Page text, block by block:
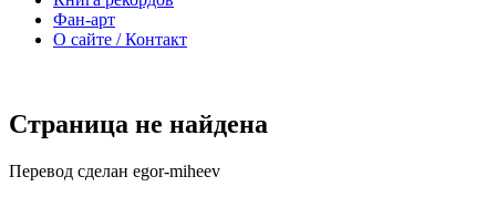
Фан-арт
О сайте / Контакт
Страница не найдена
Перевод сделан egor-miheev